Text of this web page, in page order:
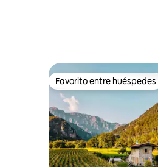
Favorito entre huéspedes
Favorito entre huéspedes